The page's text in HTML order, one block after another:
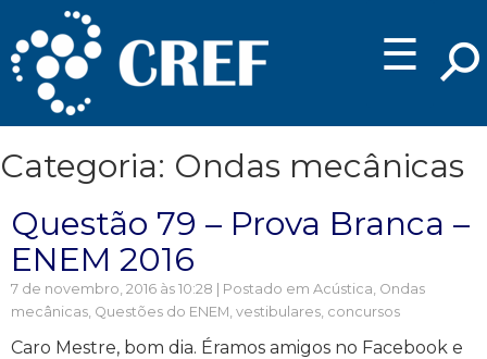
☰
Categoria: Ondas mecânicas
Questão 79 – Prova Branca –
ENEM 2016
7 de novembro, 2016 às 10:28 | Postado em Acústica, Ondas
mecânicas, Questões do ENEM, vestibulares, concursos
Caro Mestre, bom dia. Éramos amigos no Facebook e